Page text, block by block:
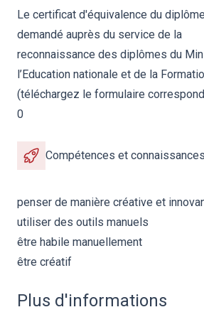
Le certificat d'équivalence du
demandé auprès du service de la
reconnaissance des diplômes du
l’Education nationale et de la
(téléchargez le formulaire
0
Compétences et
penser de manière créative et
utiliser des outils manuels
être habile manuellement
être créatif
Plus d'informations